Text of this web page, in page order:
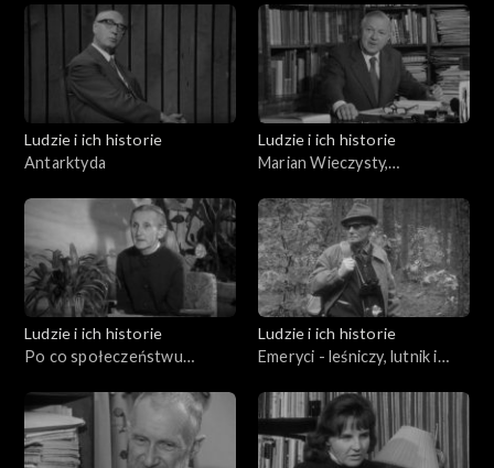
Ludzie i ich historie
Antarktyda
Ludzie i ich historie
Marian Wieczysty,
Andrzej Bolewski Orest
Lenczyk
Ludzie i ich historie
Po co społeczeństwu
Ludzie i ich historie
Emeryci - leśniczy, lutnik i